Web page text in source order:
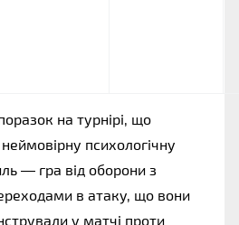
на турнірі, що
психологічну
— гра від оборони з
в атаку, що вони
у матчі проти